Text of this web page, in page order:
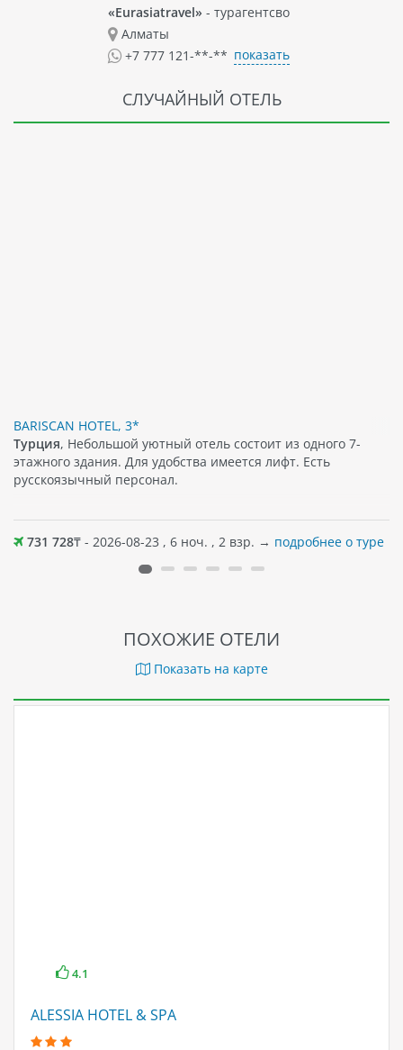
«Eurasiatravel» - турагентсво
Алматы
+7 777 121-**-** показать
СЛУЧАЙНЫЙ ОТЕЛЬ
BARISCAN HOTEL, 3*
Турция, Небольшой уютный отель состоит из одного 7-
этажного здания. Для удобства имеется лифт. Есть
русскоязычный персонал.
731 728₸ - 2026-08-23 , 6 ноч. , 2 взр. → подробнее о туре
ПОХОЖИЕ ОТЕЛИ
Показать на карте
4.1
ALESSIA HOTEL & SPA